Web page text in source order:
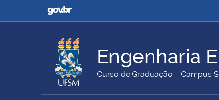
Casa Civil
Ministério da Justiça e
Ministério da Agricultura,
Pecuária e Abastecimento
Ministério da Educação
Engenharia
Curso de Graduação – Campus